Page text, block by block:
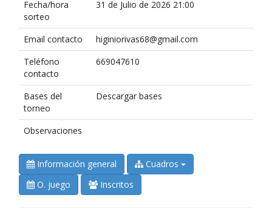
Fecha/hora
sorteo
31 de Julio de 2026 21:00
Email contacto
higiniorivas68@gmail.com
Teléfono
contacto
669047610
Bases del
torneo
Descargar bases
Observaciones
Información general
Cuadros
O. juego
Inscritos